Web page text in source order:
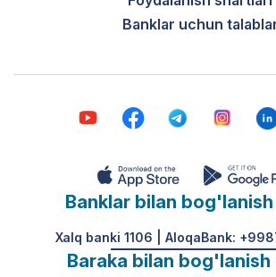
Banklar uchun
Banklar bilan
Xalq banki 1106 | AloqaBank:
Baraka bilan bog'lanish